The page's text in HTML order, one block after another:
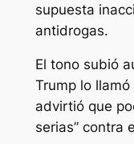
supuesta
antidrogas.
El tono subió
Trump lo llamó
advirtió que
serias” contra